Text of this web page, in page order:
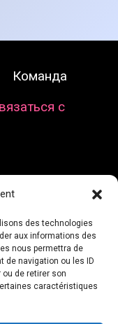
des technologies
aux informations des
nous permettra de
de navigation ou les ID
de retirer son
caractéristiques
Команда
с